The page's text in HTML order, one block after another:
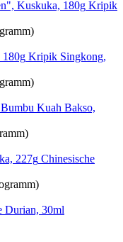
Kripik
Kripik Singkong,
Bumbu Kuah Bakso,
Chinesische
Durian, 30ml